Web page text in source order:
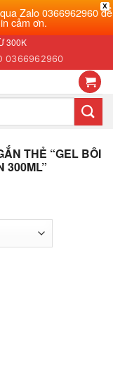
X
Zalo 0366962960 để
cảm ơn.
300K
0366962960
THẺ “GEL BÔI
300ML”